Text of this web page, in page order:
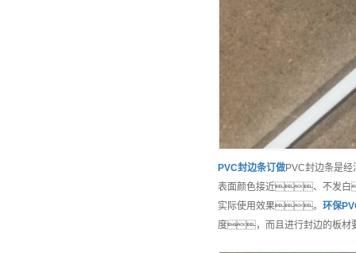
PVC封边条订做PVC封边条是
表面颜色接近、不发白
实际使用效果。 环保
度，而且进行封边的板